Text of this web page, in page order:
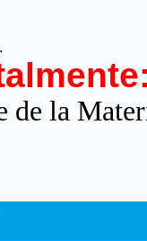
.
de la